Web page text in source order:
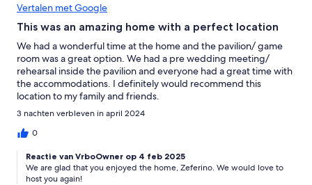
Vertalen met Google
This was an amazing home with a perfect location
We had a wonderful time at the home and the pavilion/ game
room was a great option. We had a pre wedding meeting/
rehearsal inside the pavilion and everyone had a great time with
the accommodations. I definitely would recommend this
location to my family and friends.
3 nachten verbleven in april 2024
0
Reactie van VrboOwner op 4 feb 2025
We are glad that you enjoyed the home, Zeferino. We would love to
host you again!